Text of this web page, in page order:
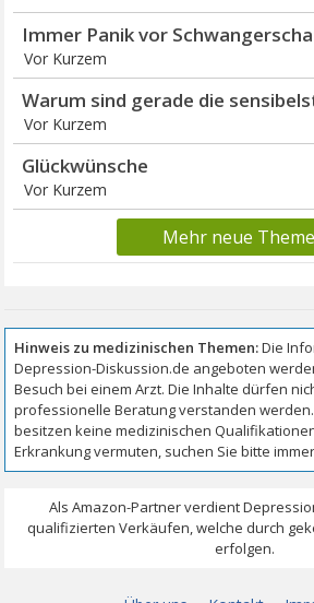
Immer Panik vor
Vor Kurzem
Warum sind gerade die
Vor Kurzem
Glückwünsche
Vor Kurzem
Mehr neue